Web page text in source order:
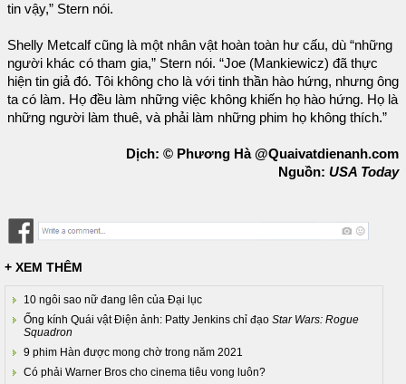
tin vậy,” Stern nói.
Shelly Metcalf cũng là một nhân vật hoàn toàn hư cấu, dù “những
người khác có tham gia,” Stern nói. “Joe (Mankiewicz) đã thực
hiện tin giả đó. Tôi không cho là với tinh thần hào hứng, nhưng ông
ta có làm. Họ đều làm những việc không khiến họ hào hứng. Họ là
những người làm thuê, và phải làm những phim họ không thích.”
Dịch: © Phương Hà @Quaivatdienanh.com
Nguồn: USA Today
+ XEM THÊM
10 ngôi sao nữ đang lên của Đại lục
Ống kính Quái vật Điện ảnh: Patty Jenkins chỉ đạo Star Wars: Rogue
Squadron
9 phim Hàn được mong chờ trong năm 2021
Có phải Warner Bros cho cinema tiêu vong luôn?